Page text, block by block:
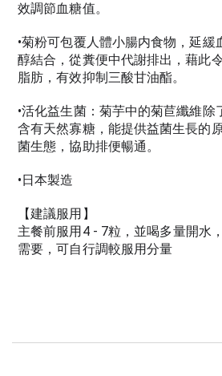
效調節血糖值。
•菊粉可包覆人體小腸内食物，延緩
醇結合，從糞便中代謝排出，藉此
脂肪，有效抑制三酸甘油酯。
•活化益生菌：菊芋中的菊苣纖維除
含有天然寡糖，能提供益菌生長的
菌生態，協助排便暢通。
•日本製造
【建議服用】
主餐前服用4 - 7粒，並喝多量開水
需要，可自行調較服用分量